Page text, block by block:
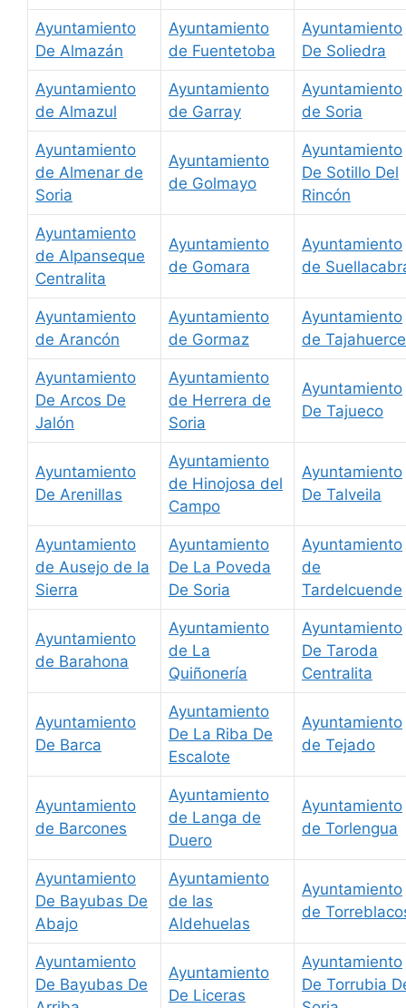
Ayuntamiento
De Almazán
Ayuntamiento
de Fuentetoba
Ayuntamiento
De Soliedra
Ayuntamiento
de Almazul
Ayuntamiento
de Garray
Ayuntamiento
de Soria
Ayuntamiento
de Almenar de
Soria
Ayuntamiento
de Golmayo
Ayuntamiento
De Sotillo Del
Rincón
Ayuntamiento
de Alpanseque
Centralita
Ayuntamiento
de Gomara
Ayuntamiento
de
Ayuntamiento
de Arancón
Ayuntamiento
de Gormaz
Ayuntamiento
de Tajahuerce
Ayuntamiento
De Arcos De
Jalón
Ayuntamiento
de Herrera de
Soria
Ayuntamiento
De Tajueco
Ayuntamiento
De Arenillas
Ayuntamiento
de Hinojosa del
Campo
Ayuntamiento
De Talveila
Ayuntamiento
de Ausejo de la
Sierra
Ayuntamiento
De La Poveda
De Soria
Ayuntamiento
de
Tardelcuende
Ayuntamiento
de Barahona
Ayuntamiento
de La
Quiñonería
Ayuntamiento
De Taroda
Centralita
Ayuntamiento
De Barca
Ayuntamiento
De La Riba De
Escalote
Ayuntamiento
de Tejado
Ayuntamiento
de Barcones
Ayuntamiento
de Langa de
Duero
Ayuntamiento
de Torlengua
Ayuntamiento
De Bayubas De
Abajo
Ayuntamiento
de las
Aldehuelas
Ayuntamiento
de
Ayuntamiento
De Bayubas De
Ayuntamiento
De Liceras
Ayuntamiento
De Torrubia